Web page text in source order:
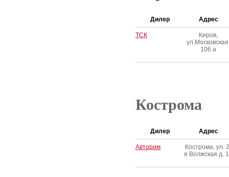
Дилер Адрес
ТСК
Киров,
106 а
Кострома
Дилер Адрес
Авторим
Кострома, ул.
я Волжская д.